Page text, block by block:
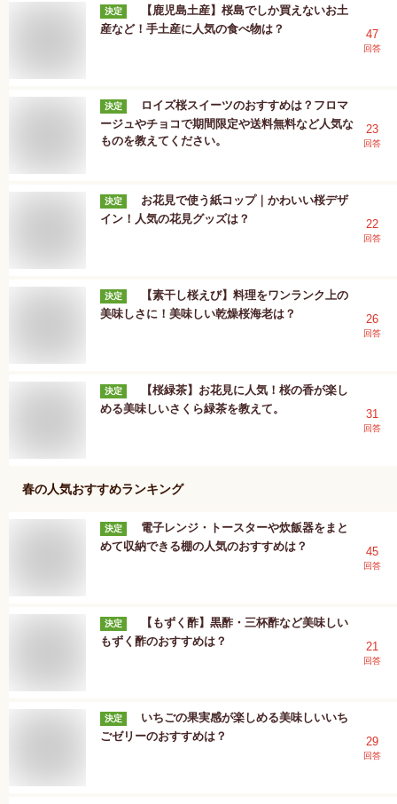
決定
【鹿児島土産】桜島でしか買えないお土
産など！手土産に人気の食べ物は？
47
回答
決定
ロイズ桜スイーツのおすすめは？フロマ
ージュやチョコで期間限定や送料無料など人気な
ものを教えてください。
23
回答
決定
お花見で使う紙コップ｜かわいい桜デザ
イン！人気の花見グッズは？
22
回答
決定
【素干し桜えび】料理をワンランク上の
美味しさに！美味しい乾燥桜海老は？
26
回答
決定
【桜緑茶】お花見に人気！桜の香が楽し
める美味しいさくら緑茶を教えて。
31
回答
春の人気おすすめランキング
決定
電子レンジ・トースターや炊飯器をまと
めて収納できる棚の人気のおすすめは？
45
回答
決定
【もずく酢】黒酢・三杯酢など美味しい
もずく酢のおすすめは？
21
回答
決定
いちごの果実感が楽しめる美味しいいち
ごゼリーのおすすめは？
29
回答